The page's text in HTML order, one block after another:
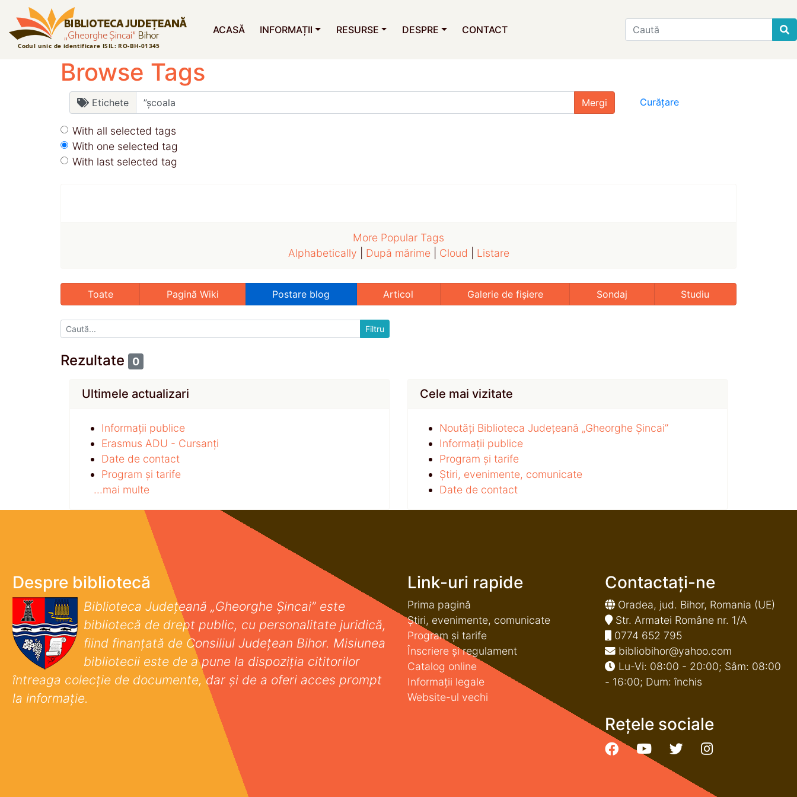
ACASĂ INFORMAȚII RESURSE DESPRE CONTACT
Find
Browse Tags
Etichete Curățare
With all selected tags
With one selected tag
With last selected tag
More Popular Tags
Alphabetically
După mărime| Cloud Listare
Toate Pagină Wiki Postare blog Articol Galerie de fișiere Sondaj Studiu
Rezultate 0
Ultimele actualizari
Informații publice
Erasmus ADU - Cursanți
Date de contact
Program și tarife
...mai multe
Cele mai vizitate
Noutăți Biblioteca Județeană „Gheorghe Șincai”
Informații publice
Program și tarife
Știri, evenimente, comunicate
Date de contact
Despre bibliotecă
Biblioteca Județeană „Gheorghe Șincai” este
bibliotecă de drept public, cu personalitate juridică,
fiind finanţată de Consiliul Judeţean Bihor. Misiunea
bibliotecii este de a pune la dispoziţia cititorilor
întreaga colecţie de documente, dar şi de a oferi acces prompt
la informaţie.
Link-uri rapide
Prima pagină
Știri, evenimente, comunicate
Program și tarife
Înscriere și regulament
Catalog online
Informații legale
Website-ul vechi
Contactați-ne
Oradea, jud. Bihor, Romania (UE)
Str. Armatei Române nr. 1/A
0774 652 795
bibliobihor@yahoo.com
Lu-Vi: 08:00 - 20:00; Sâm: 08:00
- 16:00; Dum: închis
Rețele sociale